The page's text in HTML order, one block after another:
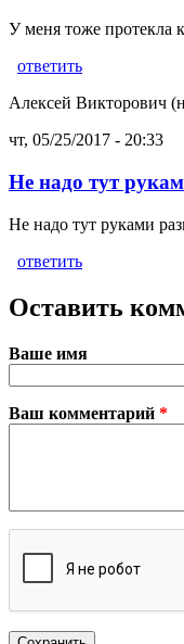
У меня тоже протекла
ответить
Алексей Викторович
чт, 05/25/2017 - 20:33
Не надо тут
Не надо тут руками
ответить
Оставить
Ваше имя
Ваш комментарий *
Plain text